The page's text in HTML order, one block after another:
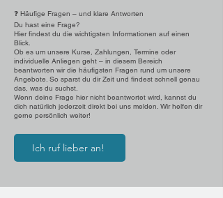
❓ Häufige Fragen – und klare Antworten
Du hast eine Frage?
Hier findest du die wichtigsten Informationen auf einen
Blick.
Ob es um unsere Kurse, Zahlungen, Termine oder
individuelle Anliegen geht – in diesem Bereich
beantworten wir die häufigsten Fragen rund um unsere
Angebote. So sparst du dir Zeit und findest schnell genau
das, was du suchst.
Wenn deine Frage hier nicht beantwortet wird, kannst du
dich natürlich jederzeit direkt bei uns melden. Wir helfen dir
gerne persönlich weiter!
Ich ruf lieber an!